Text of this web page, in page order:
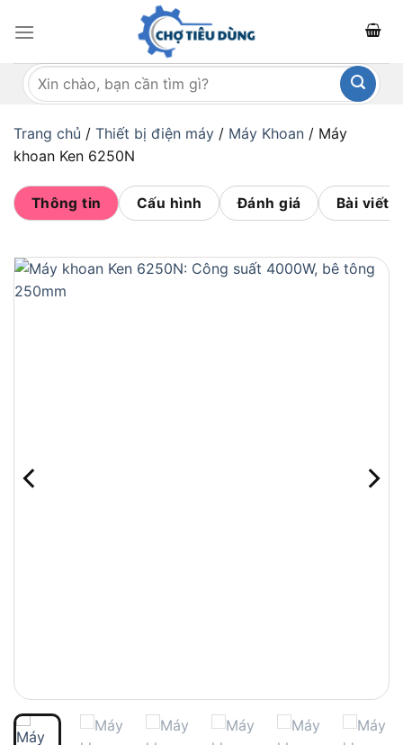
qua
dungTìm
kiếm:
Trang chủ / Thiết bị điện máy / Máy Khoan / Máy
khoan Ken 6250N
Thông tin Cấu hình Đánh giá Bài viết